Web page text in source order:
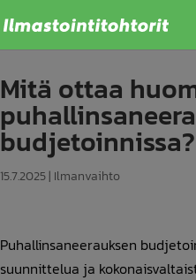
Mitä ottaa
budjetoinnissa?
15.7.2025| Ilmanvaihto
Puhallinsaneerauksen
suunnittelua ja